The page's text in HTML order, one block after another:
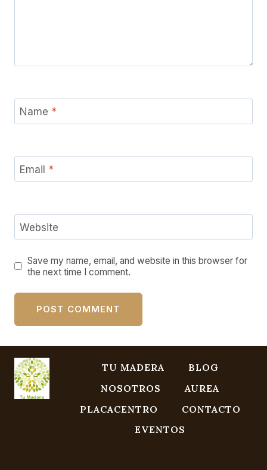
Name *
Email *
Website
Save my name, email, and website in this browser for
the next time I comment.
TU MADERA
BLOG
NOSOTROS
AUREA
PLACACENTRO
CONTACTO
EVENTOS